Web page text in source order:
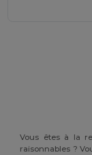
Vous êtes à la
raisonnables ?